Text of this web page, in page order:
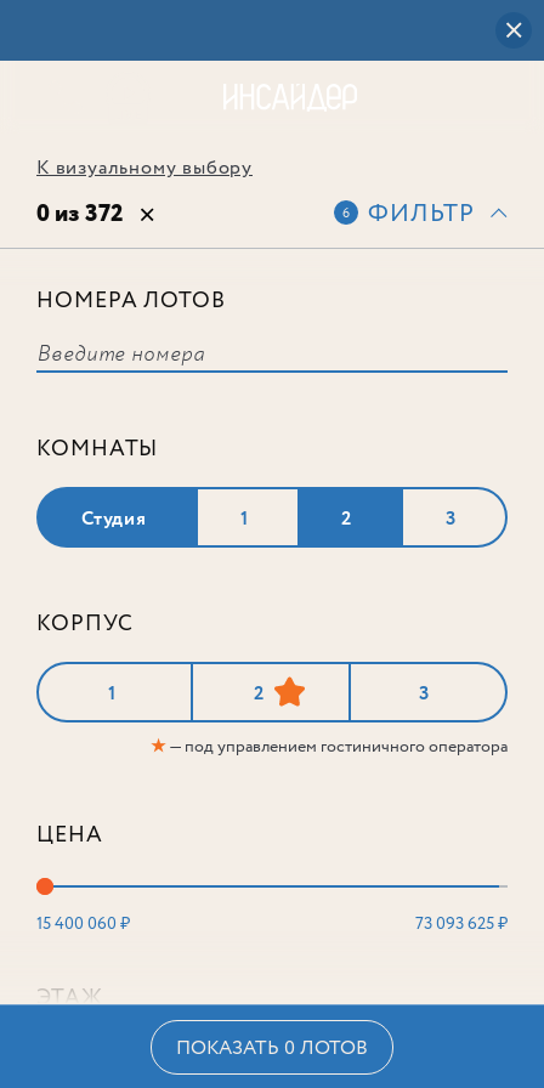
К визуальному выбору
0 из 372 6 ФИЛЬТР
НОМЕРА ЛОТОВ
КОМНАТЫ
Студия 1 2 3
КОРПУС
1 2 3
★— под управлением гостиничного оператора
ЦЕНА
15 400 060 ₽ 73 093 625 ₽
ЭТАЖ
ПОКАЗАТЬ 0 ЛОТОВ
соответствует ни одного лота